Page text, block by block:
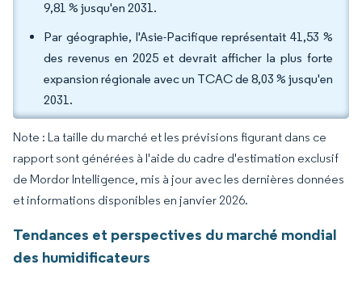
9,81 % jusqu'en 2031.
Par géographie, l'Asie-Pacifique représentait 41,53 %
des revenus en 2025 et devrait afficher la plus forte
expansion régionale avec un TCAC de 8,03 % jusqu'en
2031.
Note : La taille du marché et les prévisions figurant dans ce
rapport sont générées à l'aide du cadre d'estimation exclusif
de Mordor Intelligence, mis à jour avec les dernières données
et informations disponibles en janvier 2026.
Tendances et perspectives du marché mondial
des humidificateurs